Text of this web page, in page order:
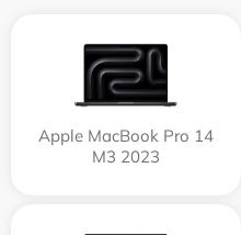
Apple MacBook Pro 14
M3 2023